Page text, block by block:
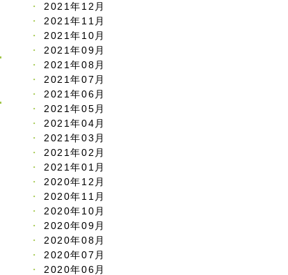
2021年12月
2021年11月
2021年10月
2021年09月
2021年08月
2021年07月
2021年06月
2021年05月
2021年04月
2021年03月
2021年02月
2021年01月
2020年12月
2020年11月
2020年10月
2020年09月
2020年08月
2020年07月
2020年06月